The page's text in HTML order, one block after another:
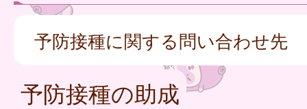
予防接種に関する問い合わせ先
予防接種の助成